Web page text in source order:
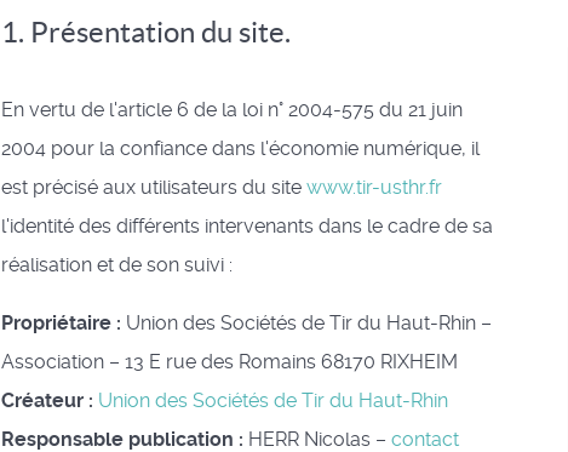
1. Présentation du site.
En vertu de l'article 6 de la loi n° 2004-575 du 21 juin
2004 pour la confiance dans l'économie numérique, il
est précisé aux utilisateurs du site www.tir-usthr.fr
l'identité des différents intervenants dans le cadre de sa
réalisation et de son suivi :
Propriétaire : Union des Sociétés de Tir du Haut-Rhin –
Association – 13 E rue des Romains 68170 RIXHEIM
Créateur : Union des Sociétés de Tir du Haut-Rhin
Responsable publication : HERR Nicolas – contact